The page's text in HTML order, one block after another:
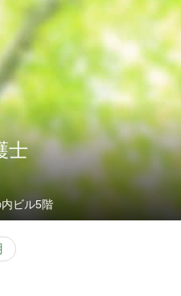
士
ビル5階